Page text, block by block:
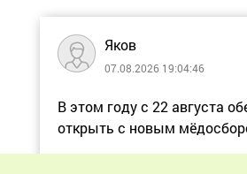
Яков
07.08.2026 19:04:46
В этом году с 22 августа
открыть с новым